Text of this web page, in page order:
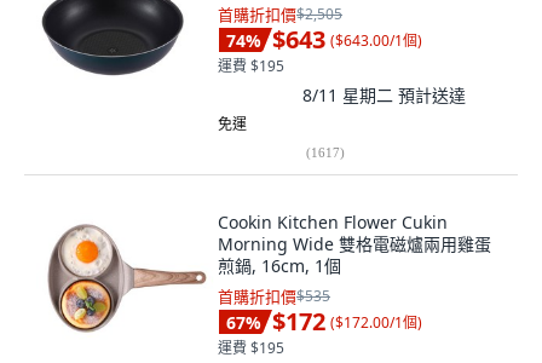
首購折扣價$2,505
74% $643 ($643.00/1個)
運費 $195
8/11 星期二 預計送達
免運
(1617)
Cookin Kitchen Flower Cukin
Morning Wide 雙格電磁爐兩用雞蛋
煎鍋, 16cm, 1個
首購折扣價$535
67% $172 ($172.00/1個)
運費 $195